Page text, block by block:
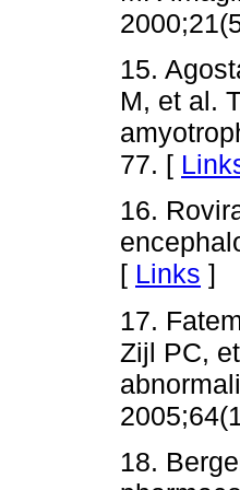
15.
M, et al.
77. [
16.
[ Links ]
17.
Zijl PC,
18.